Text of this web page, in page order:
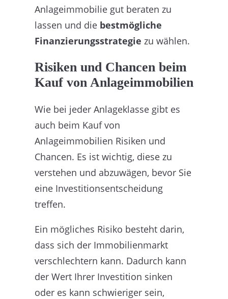
Anlageimmobilie gut beraten zu
lassen und die bestmögliche
Finanzierungsstrategie zu wählen.
Risiken und Chancen beim
Kauf von Anlageimmobilien
Wie bei jeder Anlageklasse gibt es
auch beim Kauf von
Anlageimmobilien Risiken und
Chancen. Es ist wichtig, diese zu
verstehen und abzuwägen, bevor Sie
eine Investitionsentscheidung
treffen.
Ein mögliches Risiko besteht darin,
dass sich der Immobilienmarkt
verschlechtern kann. Dadurch kann
der Wert Ihrer Investition sinken
oder es kann schwieriger sein,